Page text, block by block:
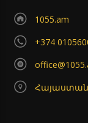
1055.am
+374